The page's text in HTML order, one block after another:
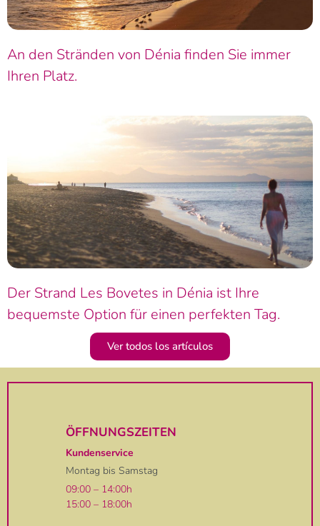
An den Stränden von Dénia finden Sie immer
Ihren Platz.
Der Strand Les Bovetes in Dénia ist Ihre
bequemste Option für einen perfekten Tag.
Ver todos los artículos
ÖFFNUNGSZEITEN
Kundenservice
Montag bis Samstag
09:00 – 14:00h
15:00 – 18:00h